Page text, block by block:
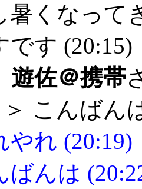
くなって
す (20:15)
遊佐＠携帯
＞ こんばん
れ (20:19)
んは